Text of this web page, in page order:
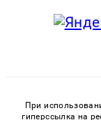
При
гиперссылка на